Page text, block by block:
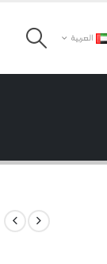
العربية